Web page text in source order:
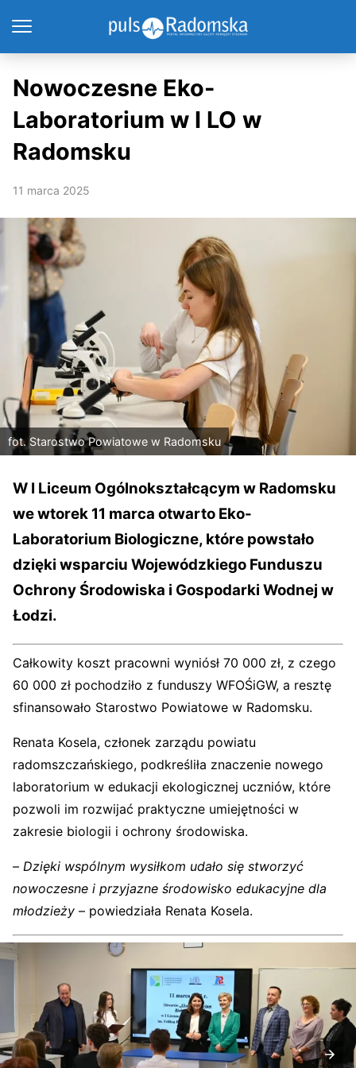
Nowoczesne Eko-
Laboratorium w I LO w
Radomsku
11 marca 2025
fot. Starostwo Powiatowe w Radomsku
W I Liceum Ogólnokształcącym w Radomsku
we wtorek 11 marca otwarto Eko-
Laboratorium Biologiczne, które powstało
dzięki wsparciu Wojewódzkiego Funduszu
Ochrony Środowiska i Gospodarki Wodnej w
Łodzi.
Całkowity koszt pracowni wyniósł 70 000 zł, z czego
60 000 zł pochodziło z funduszy WFOŚiGW, a resztę
sfinansowało Starostwo Powiatowe w Radomsku.
Renata Kosela, członek zarządu powiatu
radomszczańskiego, podkreśliła znaczenie nowego
laboratorium w edukacji ekologicznej uczniów, które
pozwoli im rozwijać praktyczne umiejętności w
zakresie biologii i ochrony środowiska.
– Dzięki wspólnym wysiłkom udało się stworzyć
nowoczesne i przyjazne środowisko edukacyjne dla
młodzieży – powiedziała Renata Kosela.